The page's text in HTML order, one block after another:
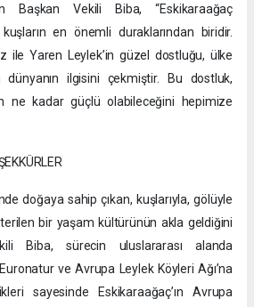
Başkan Vekili Biba, “Eskikaraağaç
en önemli duraklarından biridir.
ile Yaren Leylek’in güzel dostluğu, ülke
dünyanın ilgisini çekmiştir. Bu dostluk,
ne kadar güçlü olabileceğini hepimize
doğaya sahip çıkan, kuşlarıyla, gölüyle
bir yaşam kültürünün akla geldiğini
Biba, sürecin uluslararası alanda
ve Avrupa Leylek Köyleri Ağı’na
sayesinde Eskikaraağaç’ın Avrupa